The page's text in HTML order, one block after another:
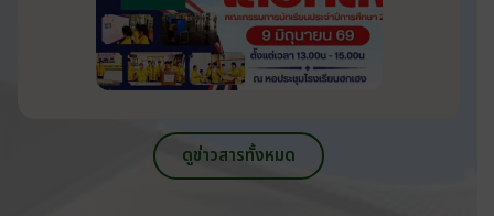
ดูข่าวสารทั้งหมด